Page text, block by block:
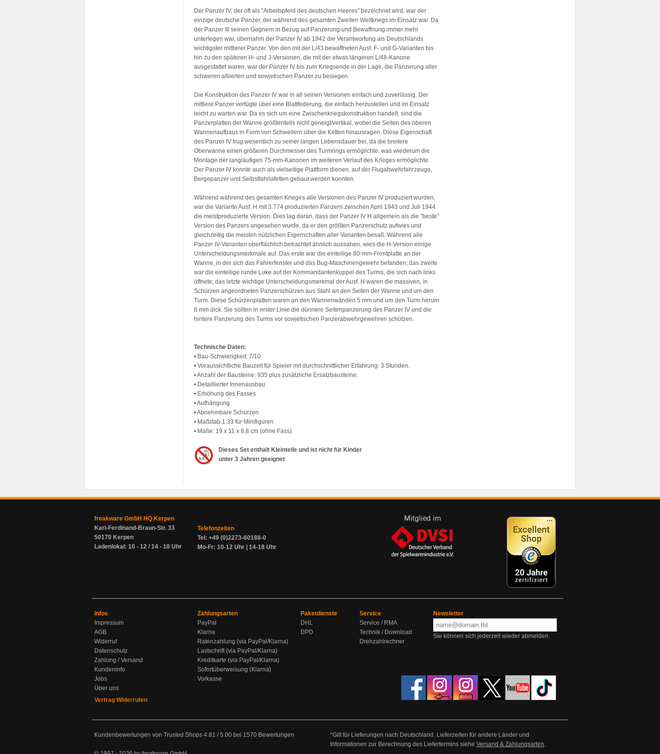
Der Panzer IV, der oft als "Arbeitspferd des deutschen Heeres" bezeichnet wird, war der
einzige deutsche Panzer, der während des gesamten Zweiten Weltkriegs im Einsatz war. Da
der Panzer III seinen Gegnern in Bezug auf Panzerung und Bewaffnung immer mehr
unterlegen war, übernahm der Panzer IV ab 1942 die Verantwortung als Deutschlands
wichtigster mittlerer Panzer. Von den mit der L/43 bewaffneten Ausf. F- und G-Varianten bis
hin zu den späteren H- und J-Versionen, die mit der etwas längeren L/48-Kanone
ausgestattet waren, war der Panzer IV bis zum Kriegsende in der Lage, die Panzerung aller
schweren alliierten und sowjetischen Panzer zu besiegen.
Die Konstruktion des Panzer IV war in all seinen Versionen einfach und zuverlässig. Der
mittlere Panzer verfügte über eine Blattfederung, die einfach herzustellen und im Einsatz
leicht zu warten war. Da es sich um eine Zwischenkriegskonstruktion handelt, sind die
Panzerplatten der Wanne größtenteils nicht geneigt/vertikal, wobei die Seiten des oberen
Wannenaufbaus in Form von Schwellern über die Ketten hinausragen. Diese Eigenschaft
des Panzer IV trug wesentlich zu seiner langen Lebensdauer bei, da die breitere
Oberwanne einen größeren Durchmesser des Turmrings ermöglichte, was wiederum die
Montage der langläufigen 75-mm-Kanonen im weiteren Verlauf des Krieges ermöglichte.
Der Panzer IV konnte auch als vielseitige Plattform dienen, auf der Flugabwehrfahrzeuge,
Bergepanzer und Selbstfahrlafetten gebaut werden konnten.
Während während des gesamten Krieges alle Versionen des Panzer IV produziert wurden,
war die Variante Ausf. H mit 3.774 produzierten Panzern zwischen April 1943 und Juli 1944
die meistproduzierte Version. Dies lag daran, dass der Panzer IV H allgemein als die "beste"
Version des Panzers angesehen wurde, da er den größten Panzerschutz aufwies und
gleichzeitig die meisten nützlichen Eigenschaften aller Varianten besaß. Während alle
Panzer IV-Varianten oberflächlich betrachtet ähnlich aussahen, wies die H-Version einige
Unterscheidungsmerkmale auf. Das erste war die einteilige 80-mm-Frontplatte an der
Wanne, in der sich das Fahrerfenster und das Bug-Maschinengewehr befanden; das zweite
war die einteilige runde Luke auf der Kommandantenkuppel des Turms, die sich nach links
öffnete; das letzte wichtige Unterscheidungsmerkmal der Ausf. H waren die massiven, in
Schürzen angeordneten Panzerschürzen aus Stahl an den Seiten der Wanne und um den
Turm. Diese Schürzenplatten waren an den Wannenwänden 5 mm und um den Turm herum
8 mm dick. Sie sollten in erster Linie die dünnere Seitenpanzerung des Panzer IV und die
hintere Panzerung des Turms vor sowjetischen Panzerabwehrgewehren schützen.
Technische Daten:
• Bau-Schwierigkeit: 7/10
• Voraussichtliche Bauzeit für Spieler mit durchschnittlicher Erfahrung: 3 Stunden.
• Anzahl der Bausteine: 935 plus zusätzliche Ersatzbausteine.
• Detaillierter Innenausbau
• Erhöhung des Fasses
• Aufhängung
• Abnehmbare Schürzen
• Maßstab 1:33 für Minifiguren.
• Maße: 19 x 11 x 8,8 cm (ohne Fass).
Dieses Set enthält Kleinteile und ist nicht für Kinder
unter 3 Jahren geeignet
freakware GmbH HQ Kerpen
Karl-Ferdinand-Braun-Str. 33
50170 Kerpen
Ladenlokal: 10 - 12 / 14 - 18 Uhr
Telefonzeiten
Tel: +49 (0)2273-60188-0
Mo-Fr: 10-12 Uhr | 14-18 Uhr
Infos
Impressum
AGB
Widerruf
Datenschutz
Zahlung / Versand
Kundeninfo
Jobs
Über uns
Vertrag Widerrufen
Zahlungsarten
PayPal
Klarna
Ratenzahlung (via PayPal/Klarna)
Lastschrift (via PayPal/Klarna)
Kreditkarte (via PayPal/Klarna)
Sofortüberweisung (Klarna)
Vorkasse
Paketdienste
DHL
DPD
Service
Service / RMA
Technik / Download
Drehzahlrechner
Newsletter
Sie können sich jederzeit wieder abmelden.
Kundenbewertungen von Trusted Shops 4.81 /5.00 bei 1570 Bewertungen
*Gilt für Lieferungen nach Deutschland. Lieferzeiten für andere Länder und
Informationen zur Berechnung des Liefertermins siehe Versand & Zahlungsarten.